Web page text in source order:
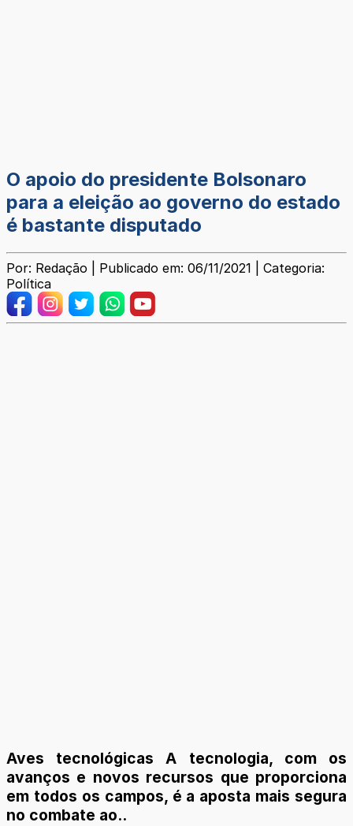
O apoio do presidente Bolsonaro
para a eleição ao governo do estado
é bastante disputado
Por: Redação | Publicado em: 06/11/2021 | Categoria:
Política
Aves tecnológicas A tecnologia, com os
avanços e novos recursos que proporciona
em todos os campos, é a aposta mais segura
no combate ao..